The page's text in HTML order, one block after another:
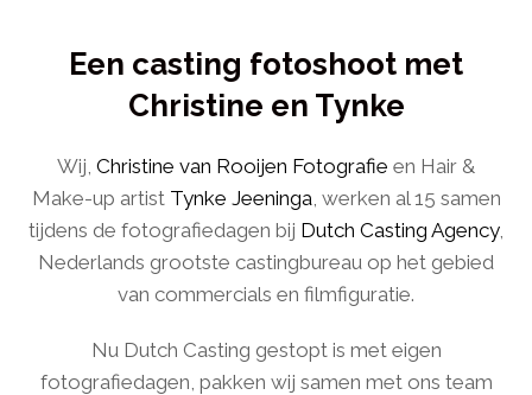
Een casting fotoshoot met
Christine en Tynke
Wij, Christine van Rooijen Fotografie en Hair &
Make-up artist Tynke Jeeninga, werken al 15 samen
tijdens de fotografiedagen bij Dutch Casting Agency,
Nederlands grootste castingbureau op het gebied
van commercials en filmfiguratie.
Nu Dutch Casting gestopt is met eigen
fotografiedagen, pakken wij samen met ons team